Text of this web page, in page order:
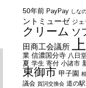
50年前 PayPay しな
ントミューゼ ジェ
クリーム ソ
田商工会議所
業 信濃国分寺 八日
夏 学生 寄付 小諸市
東御市 甲子園
議会 賀詞交換会 道の駅